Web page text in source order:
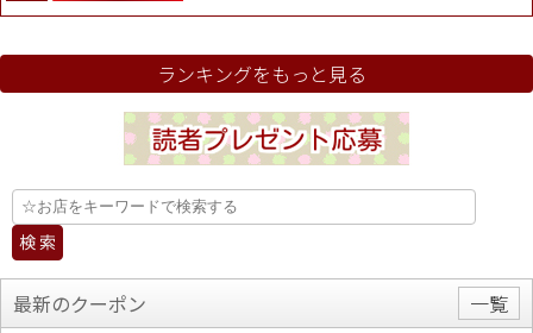
ランキングをもっと見る
最新のクーポン
一覧